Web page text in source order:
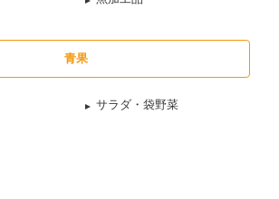
青果
サラダ・袋野菜